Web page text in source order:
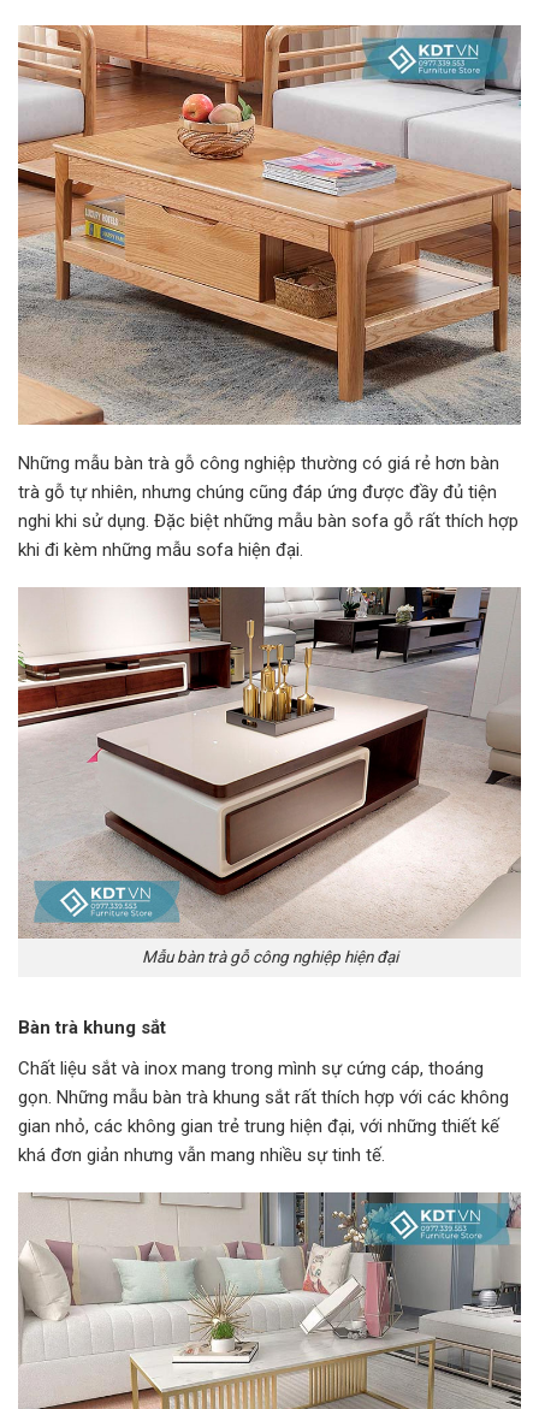
Những mẫu bàn trà gỗ công nghiệp thường có giá rẻ hơn bàn
trà gỗ tự nhiên, nhưng chúng cũng đáp ứng được đầy đủ tiện
nghi khi sử dụng. Đặc biệt những mẫu bàn sofa gỗ rất thích hợp
khi đi kèm những mẫu sofa hiện đại.
Mẫu bàn trà gỗ công nghiệp hiện đại
Bàn trà khung sắt
Chất liệu sắt và inox mang trong mình sự cứng cáp, thoáng
gọn. Những mẫu bàn trà khung sắt rất thích hợp với các không
gian nhỏ, các không gian trẻ trung hiện đại, với những thiết kế
khá đơn giản nhưng vẫn mang nhiều sự tinh tế.